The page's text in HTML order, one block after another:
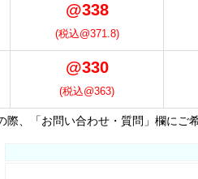
@338
(税込@371.8)
@330
(税込@363)
、「お問い合わせ・質問」欄にご